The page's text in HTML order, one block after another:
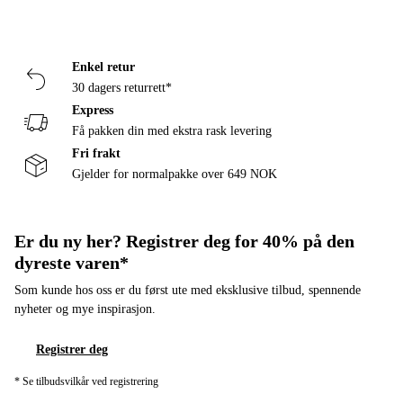
Enkel retur
30 dagers returrett*
Express
Få pakken din med ekstra rask levering
Fri frakt
Gjelder for normalpakke over 649 NOK
Er du ny her? Registrer deg for 40% på den
dyreste varen*
Som kunde hos oss er du først ute med eksklusive tilbud, spennende
nyheter og mye inspirasjon.
Registrer deg
* Se tilbudsvilkår ved registrering